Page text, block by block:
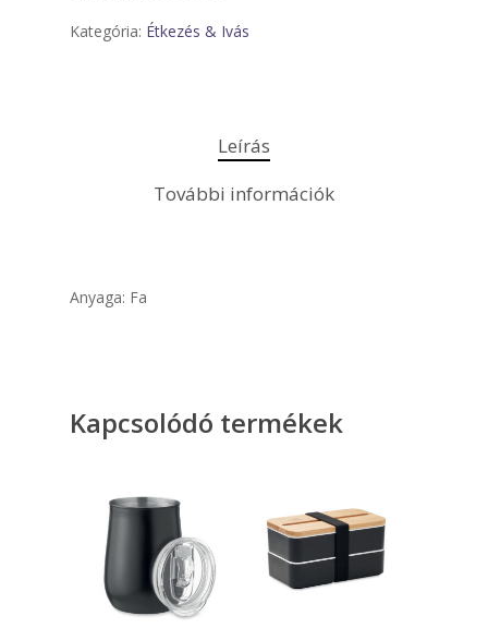
Kategória: Étkezés & Ivás
Leírás
További információk
Anyaga: Fa
Kapcsolódó termékek